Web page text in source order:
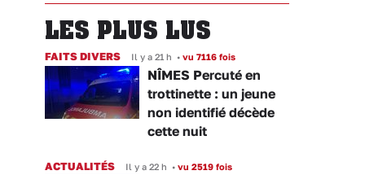
LES PLUS LUS
FAITS DIVERS Il y a 21 h • vu 7116 fois
NÎMES Percuté en
trottinette : un jeune
non identifié décède
cette nuit
ACTUALITÉS Il y a 22 h • vu 2519 fois